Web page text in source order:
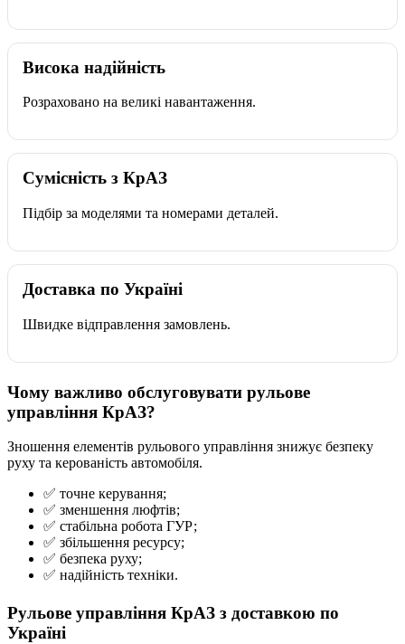
Висока надійність
Розраховано на великі навантаження.
Сумісність з КрАЗ
Підбір за моделями та номерами деталей.
Доставка по Україні
Швидке відправлення замовлень.
Чому важливо обслуговувати рульове
управління КрАЗ?
Зношення елементів рульового управління знижує безпеку
руху та керованість автомобіля.
✅ точне керування;
✅ зменшення люфтів;
✅ стабільна робота ГУР;
✅ збільшення ресурсу;
✅ безпека руху;
✅ надійність техніки.
Рульове управління КрАЗ з доставкою по
Україні